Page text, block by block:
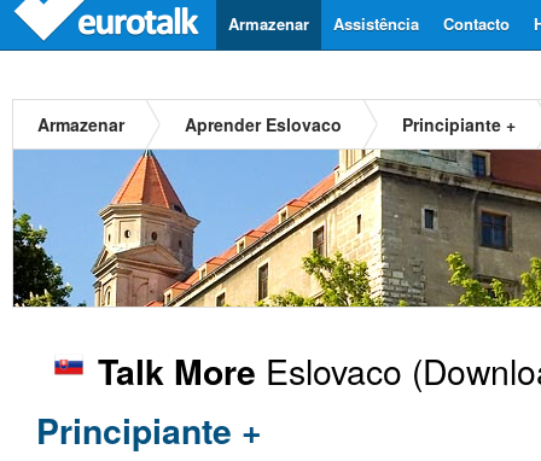
Contacto
Assistência
Armazenar
Armazenar Aprender Eslovaco Principiante +
Talk More Eslovaco
Principiante +